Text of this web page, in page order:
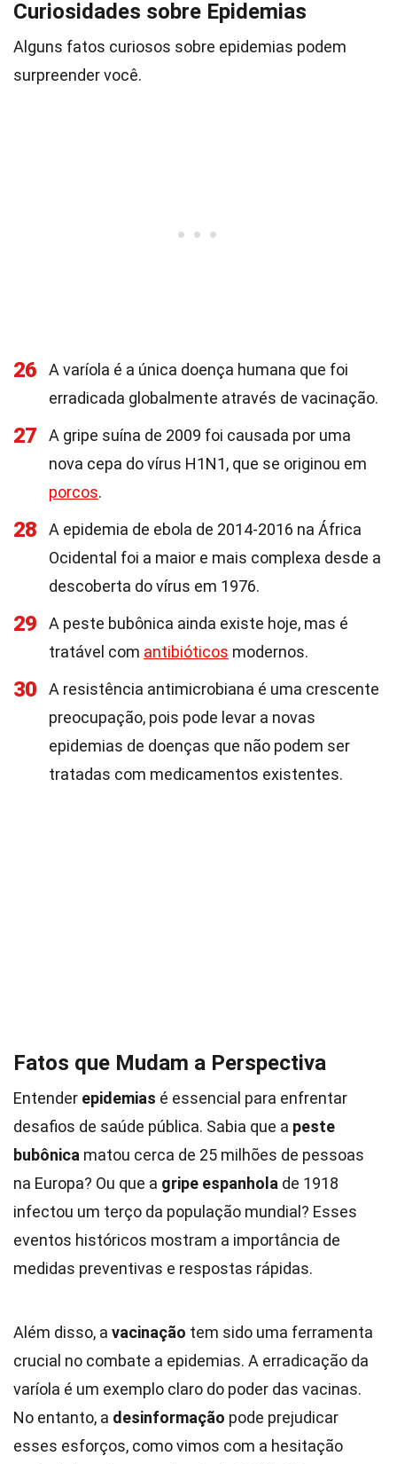
Curiosidades sobre Epidemias
Alguns fatos curiosos sobre epidemias podem
surpreender você.
26
A varíola é a única doença humana que foi
erradicada globalmente através de vacinação.
27
A gripe suína de 2009 foi causada por uma
nova cepa do vírus H1N1, que se originou em
porcos.
28
A epidemia de ebola de 2014-2016 na África
Ocidental foi a maior e mais complexa desde a
descoberta do vírus em 1976.
29
A peste bubônica ainda existe hoje, mas é
tratável com antibióticos modernos.
30
A resistência antimicrobiana é uma crescente
preocupação, pois pode levar a novas
epidemias de doenças que não podem ser
tratadas com medicamentos existentes.
Fatos que Mudam a Perspectiva
Entender epidemias é essencial para enfrentar
desafios de saúde pública. Sabia que a peste
bubônica matou cerca de 25 milhões de pessoas
na Europa? Ou que a gripe espanhola de 1918
infectou um terço da população mundial? Esses
eventos históricos mostram a importância de
medidas preventivas e respostas rápidas.
Além disso, a vacinação tem sido uma ferramenta
crucial no combate a epidemias. A erradicação da
varíola é um exemplo claro do poder das vacinas.
No entanto, a desinformação pode prejudicar
esses esforços, como vimos com a hesitação